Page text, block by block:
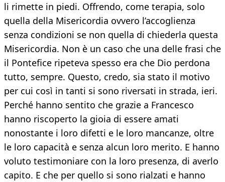
li rimette in piedi. Offrendo, come terapia, solo
quella della Misericordia ovvero l’accoglienza
senza condizioni se non quella di chiederla questa
Misericordia. Non è un caso che una delle frasi che
il Pontefice ripeteva spesso era che Dio perdona
tutto, sempre. Questo, credo, sia stato il motivo
per cui così in tanti si sono riversati in strada, ieri.
Perché hanno sentito che grazie a Francesco
hanno riscoperto la gioia di essere amati
nonostante i loro difetti e le loro mancanze, oltre
le loro capacità e senza alcun loro merito. E hanno
voluto testimoniare con la loro presenza, di averlo
capito. E che per quello si sono rialzati e hanno